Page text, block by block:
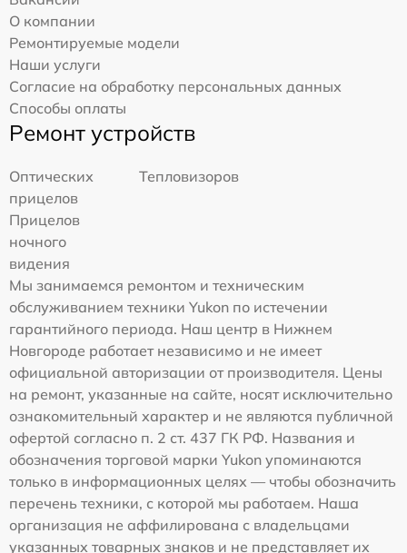
О компании
Ремонтируемые модели
Наши услуги
Согласие на обработку персональных данных
Способы оплаты
Ремонт устройств
Оптических
прицелов
Тепловизоров
Прицелов
ночного
видения
Мы занимаемся ремонтом и техническим
обслуживанием техники Yukon по истечении
гарантийного периода. Наш центр в Нижнем
Новгороде работает независимо и не имеет
официальной авторизации от производителя. Цены
на ремонт, указанные на сайте, носят исключительно
ознакомительный характер и не являются публичной
офертой согласно п. 2 ст. 437 ГК РФ. Названия и
обозначения торговой марки Yukon упоминаются
только в информационных целях — чтобы обозначить
перечень техники, с которой мы работаем. Наша
организация не аффилирована с владельцами
указанных товарных знаков и не представляет их